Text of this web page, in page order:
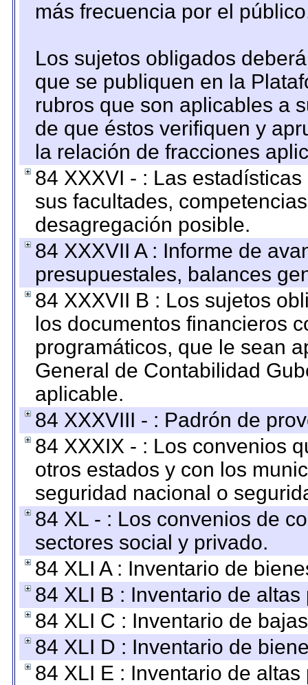
más frecuencia por el
Los sujetos obligados
que se publiquen en la
rubros que son aplicables a
de que éstos verifiquen y
la relación de fracciones
84 XXXVI - : Las
sus facultades,
desagregación posible.
84 XXXVII A : Informe de
presupuestales, balances
84 XXXVII B : Los sujetos
los documentos financieros
programáticos, que le sean
General de Contabilidad
aplicable.
84 XXXVIII - : Padrón de
84 XXXIX - : Los convenios
otros estados y con los
seguridad nacional o
84 XL - : Los convenios de
sectores social y privado.
84 XLI A : Inventario de
84 XLI B : Inventario de
84 XLI C : Inventario de
84 XLI D : Inventario de
84 XLI E : Inventario de